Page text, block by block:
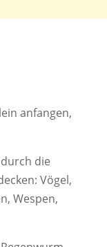
anfangen,
die
Vögel,
Wespen,